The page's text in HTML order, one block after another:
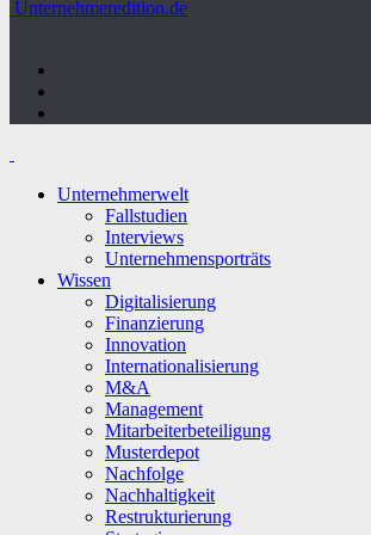
Unternehmeredition.de
Unternehmerwelt
Fallstudien
Interviews
Unternehmensporträts
Wissen
Digitalisierung
Finanzierung
Innovation
Internationalisierung
M&A
Management
Mitarbeiterbeteiligung
Musterdepot
Nachfolge
Nachhaltigkeit
Restrukturierung